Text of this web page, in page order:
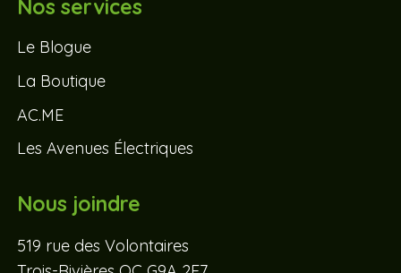
Nos services
Le Blogue
La Boutique
AC.ME
Les Avenues Électriques
Nous joindre
519 rue des Volontaires